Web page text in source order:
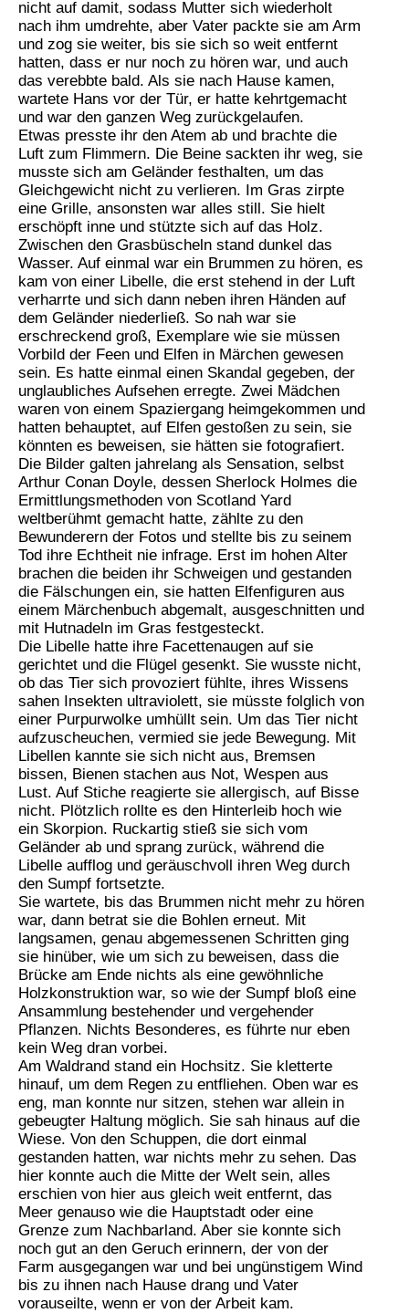
nicht auf damit, sodass Mutter sich wiederholt
nach ihm umdrehte, aber Vater packte sie am Arm
und zog sie weiter, bis sie sich so weit entfernt
hatten, dass er nur noch zu hören war, und auch
das verebbte bald. Als sie nach Hause kamen,
wartete Hans vor der Tür, er hatte kehrtgemacht
und war den ganzen Weg zurückgelaufen.
Etwas presste ihr den Atem ab und brachte die
Luft zum Flimmern. Die Beine sackten ihr weg, sie
musste sich am Geländer festhalten, um das
Gleichgewicht nicht zu verlieren. Im Gras zirpte
eine Grille, ansonsten war alles still. Sie hielt
erschöpft inne und stützte sich auf das Holz.
Zwischen den Grasbüscheln stand dunkel das
Wasser. Auf einmal war ein Brummen zu hören, es
kam von einer Libelle, die erst stehend in der Luft
verharrte und sich dann neben ihren Händen auf
dem Geländer niederließ. So nah war sie
erschreckend groß, Exemplare wie sie müssen
Vorbild der Feen und Elfen in Märchen gewesen
sein. Es hatte einmal einen Skandal gegeben, der
unglaubliches Aufsehen erregte. Zwei Mädchen
waren von einem Spaziergang heimgekommen und
hatten behauptet, auf Elfen gestoßen zu sein, sie
könnten es beweisen, sie hätten sie fotografiert.
Die Bilder galten jahrelang als Sensation, selbst
Arthur Conan Doyle, dessen Sherlock Holmes die
Ermittlungsmethoden von Scotland Yard
weltberühmt gemacht hatte, zählte zu den
Bewunderern der Fotos und stellte bis zu seinem
Tod ihre Echtheit nie infrage. Erst im hohen Alter
brachen die beiden ihr Schweigen und gestanden
die Fälschungen ein, sie hatten Elfenfiguren aus
einem Märchenbuch abgemalt, ausgeschnitten und
mit Hutnadeln im Gras festgesteckt.
Die Libelle hatte ihre Facettenaugen auf sie
gerichtet und die Flügel gesenkt. Sie wusste nicht,
ob das Tier sich provoziert fühlte, ihres Wissens
sahen Insekten ultraviolett, sie müsste folglich von
einer Purpurwolke umhüllt sein. Um das Tier nicht
aufzuscheuchen, vermied sie jede Bewegung. Mit
Libellen kannte sie sich nicht aus, Bremsen
bissen, Bienen stachen aus Not, Wespen aus
Lust. Auf Stiche reagierte sie allergisch, auf Bisse
nicht. Plötzlich rollte es den Hinterleib hoch wie
ein Skorpion. Ruckartig stieß sie sich vom
Geländer ab und sprang zurück, während die
Libelle aufflog und geräuschvoll ihren Weg durch
den Sumpf fortsetzte.
Sie wartete, bis das Brummen nicht mehr zu hören
war, dann betrat sie die Bohlen erneut. Mit
langsamen, genau abgemessenen Schritten ging
sie hinüber, wie um sich zu beweisen, dass die
Brücke am Ende nichts als eine gewöhnliche
Holzkonstruktion war, so wie der Sumpf bloß eine
Ansammlung bestehender und vergehender
Pflanzen. Nichts Besonderes, es führte nur eben
kein Weg dran vorbei.
Am Waldrand stand ein Hochsitz. Sie kletterte
hinauf, um dem Regen zu entfliehen. Oben war es
eng, man konnte nur sitzen, stehen war allein in
gebeugter Haltung möglich. Sie sah hinaus auf die
Wiese. Von den Schuppen, die dort einmal
gestanden hatten, war nichts mehr zu sehen. Das
hier konnte auch die Mitte der Welt sein, alles
erschien von hier aus gleich weit entfernt, das
Meer genauso wie die Hauptstadt oder eine
Grenze zum Nachbarland. Aber sie konnte sich
noch gut an den Geruch erinnern, der von der
Farm ausgegangen war und bei ungünstigem Wind
bis zu ihnen nach Hause drang und Vater
vorauseilte, wenn er von der Arbeit kam.